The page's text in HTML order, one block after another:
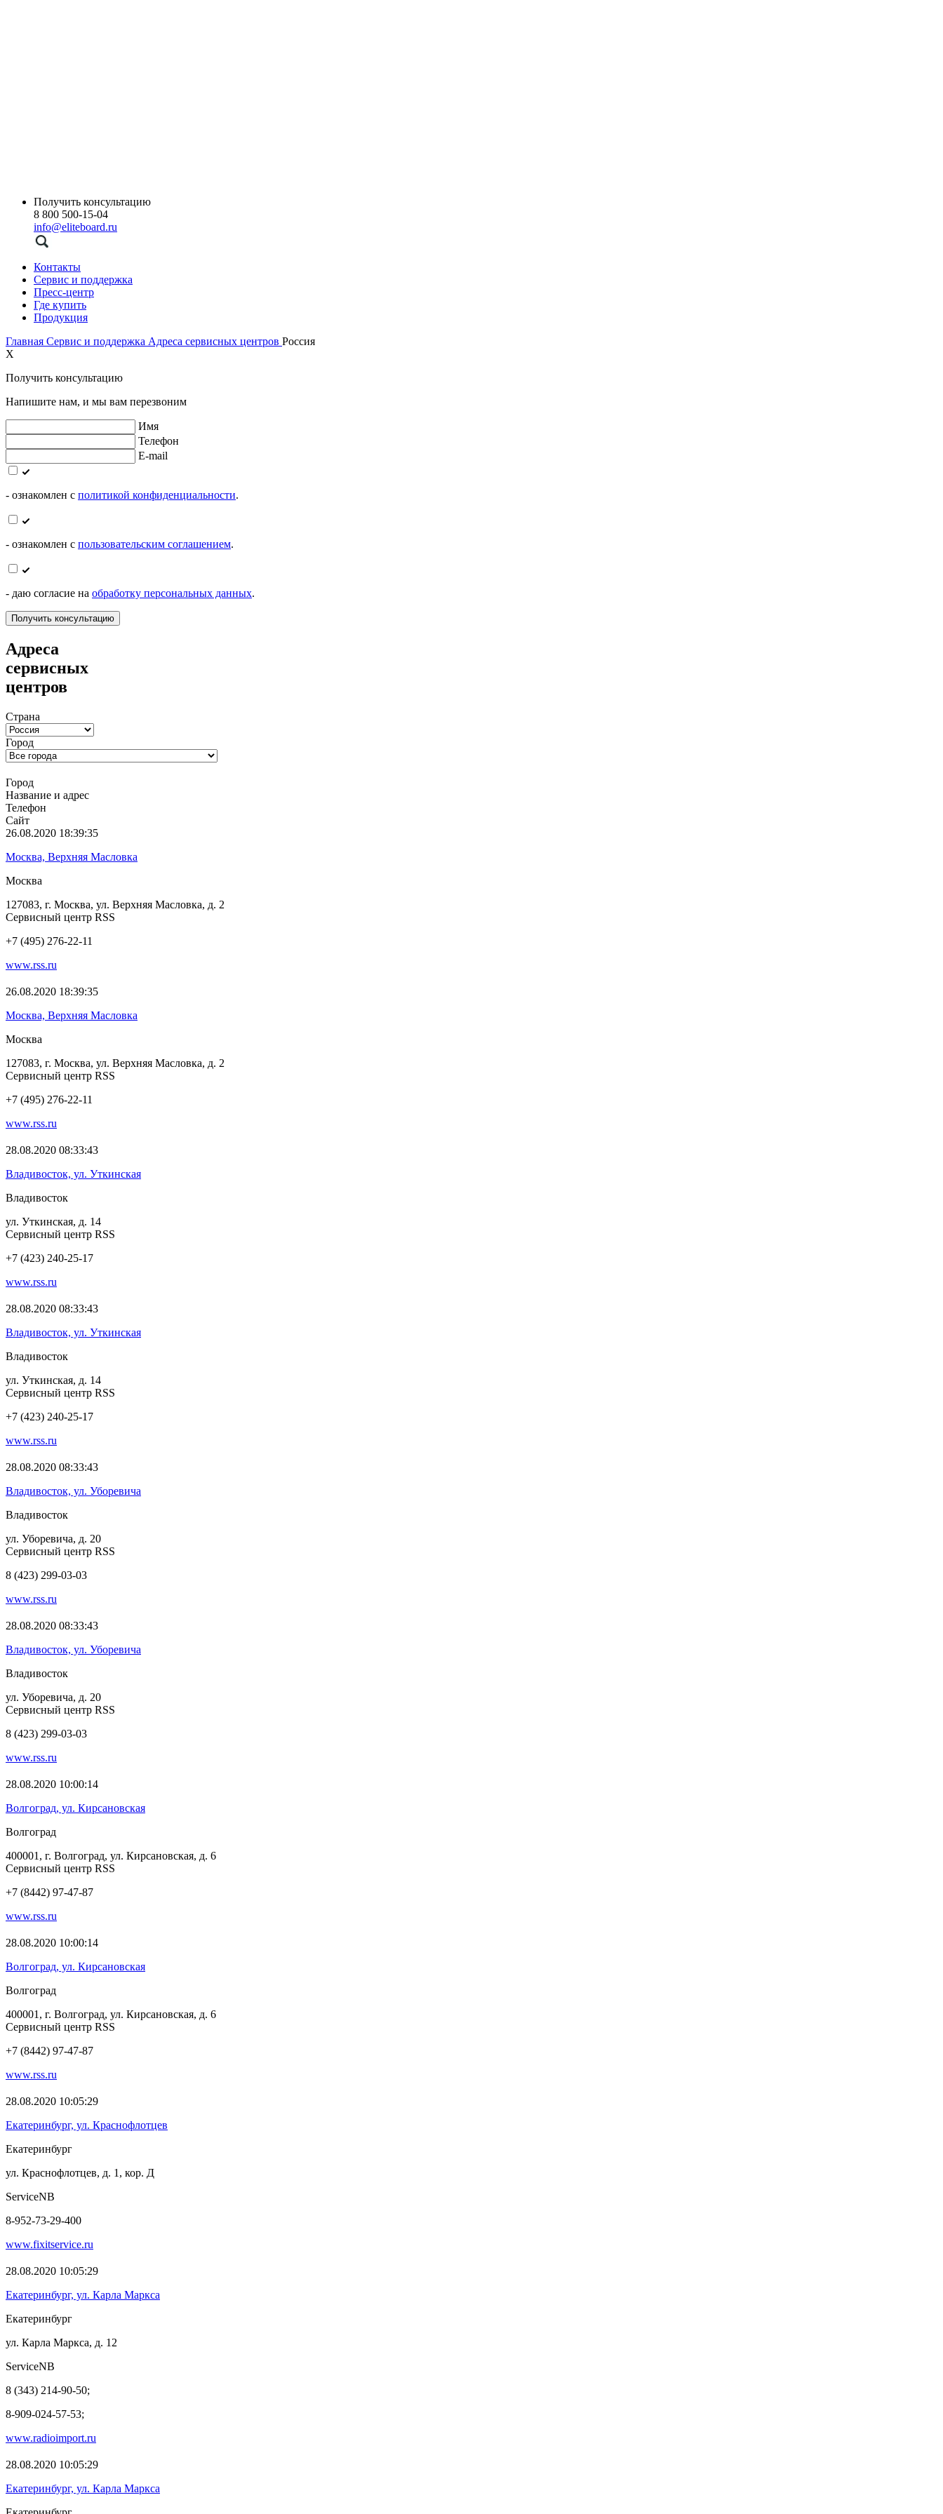
Получить консультацию
8 800 500-15-04
info@eliteboard.ru
Контакты
Сервис и поддержка
Пресс-центр
Где купить
Продукция
Главная Сервис и поддержка Адреса сервисных центров Россия
X
Получить консультацию
Напишите нам, и мы вам перезвоним
Имя
Телефон
E-mail
- ознакомлен с политикой конфиденциальности.
- ознакомлен с пользовательским соглашением.
- даю согласие на обработку персональных данных.
Адреса
сервисных
центров
Страна
Город
Город
Название и адрес
Телефон
Сайт
26.08.2020 18:39:35
Москва, Верхняя Масловка
Москва
127083, г. Москва, ул. Верхняя Масловка, д. 2
Сервисный центр RSS
+7 (495) 276-22-11
www.rss.ru
26.08.2020 18:39:35
Москва, Верхняя Масловка
Москва
127083, г. Москва, ул. Верхняя Масловка, д. 2
Сервисный центр RSS
+7 (495) 276-22-11
www.rss.ru
28.08.2020 08:33:43
Владивосток, ул. Уткинская
Владивосток
ул. Уткинская, д. 14
Сервисный центр RSS
+7 (423) 240-25-17
www.rss.ru
28.08.2020 08:33:43
Владивосток, ул. Уткинская
Владивосток
ул. Уткинская, д. 14
Сервисный центр RSS
+7 (423) 240-25-17
www.rss.ru
28.08.2020 08:33:43
Владивосток, ул. Уборевича
Владивосток
ул. Уборевича, д. 20
Сервисный центр RSS
8 (423) 299-03-03
www.rss.ru
28.08.2020 08:33:43
Владивосток, ул. Уборевича
Владивосток
ул. Уборевича, д. 20
Сервисный центр RSS
8 (423) 299-03-03
www.rss.ru
28.08.2020 10:00:14
Волгоград, ул. Кирсановская
Волгоград
400001, г. Волгоград, ул. Кирсановская, д. 6
Сервисный центр RSS
+7 (8442) 97-47-87
www.rss.ru
28.08.2020 10:00:14
Волгоград, ул. Кирсановская
Волгоград
400001, г. Волгоград, ул. Кирсановская, д. 6
Сервисный центр RSS
+7 (8442) 97-47-87
www.rss.ru
28.08.2020 10:05:29
Екатеринбург, ул. Краснофлотцев
Екатеринбург
ул. Краснофлотцев, д. 1, кор. Д
ServiceNB
8-952-73-29-400
www.fixitservice.ru
28.08.2020 10:05:29
Екатеринбург, ул. Карла Маркса
Екатеринбург
ул. Карла Маркса, д. 12
ServiceNB
8 (343) 214-90-50;
8-909-024-57-53;
www.radioimport.ru
28.08.2020 10:05:29
Екатеринбург, ул. Карла Маркса